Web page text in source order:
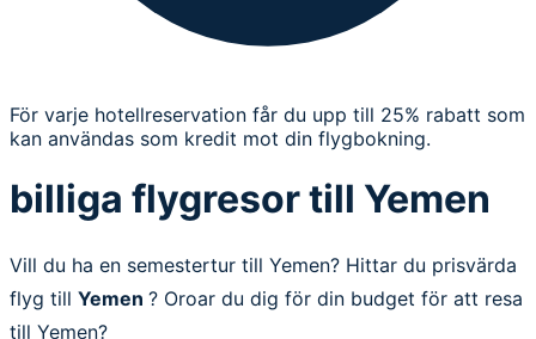
För varje hotellreservation får du upp till 25% rabatt som
kan användas som kredit mot din flygbokning.
billiga flygresor till Yemen
Vill du ha en semestertur till Yemen? Hittar du prisvärda
flyg till Yemen ? Oroar du dig för din budget för att resa
till Yemen?